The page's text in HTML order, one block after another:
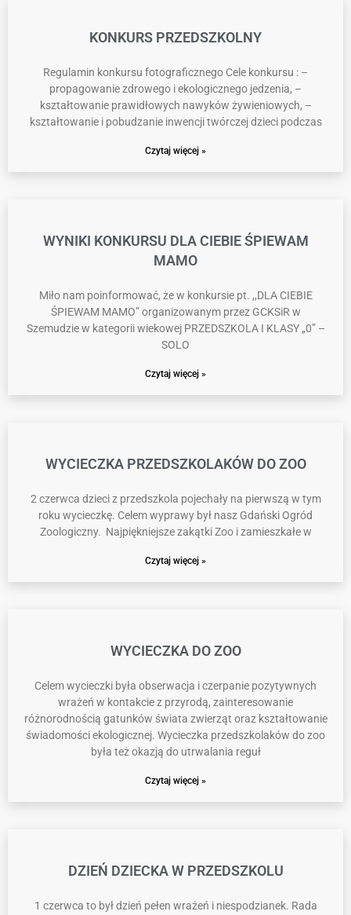
KONKURS PRZEDSZKOLNY
Regulamin konkursu fotograficznego Cele konkursu : –
propagowanie zdrowego i ekologicznego jedzenia, –
kształtowanie prawidłowych nawyków żywieniowych, –
kształtowanie i pobudzanie inwencji twórczej dzieci podczas
Czytaj więcej »
WYNIKI KONKURSU DLA CIEBIE ŚPIEWAM
MAMO
Miło nam poinformować, że w konkursie pt. ,,DLA CIEBIE
ŚPIEWAM MAMO” organizowanym przez GCKSiR w
Szemudzie w kategorii wiekowej PRZEDSZKOLA I KLASY „0” –
SOLO
Czytaj więcej »
WYCIECZKA PRZEDSZKOLAKÓW DO ZOO
2 czerwca dzieci z przedszkola pojechały na pierwszą w tym
roku wycieczkę. Celem wyprawy był nasz Gdański Ogród
Zoologiczny. Najpiękniejsze zakątki Zoo i zamieszkałe w
Czytaj więcej »
WYCIECZKA DO ZOO
Celem wycieczki była obserwacja i czerpanie pozytywnych
wrażeń w kontakcie z przyrodą, zainteresowanie
różnorodnością gatunków świata zwierząt oraz kształtowanie
świadomości ekologicznej. Wycieczka przedszkolaków do zoo
była też okazją do utrwalania reguł
Czytaj więcej »
DZIEŃ DZIECKA W PRZEDSZKOLU
1 czerwca to był dzień pełen wrażeń i niespodzianek. Rada